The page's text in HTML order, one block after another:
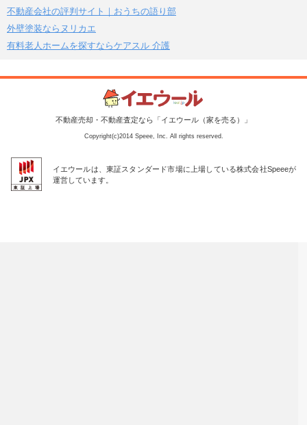
不動産会社の評判サイト｜おうちの語り部
外壁塗装ならヌリカエ
有料老人ホームを探すならケアスル 介護
不動産売却・不動産査定なら「イエウール（家を売る）」
Copyright(c)2014 Speee, Inc. All rights reserved.
イエウールは、東証スタンダード市場に上場している株式会社Speeeが
運営しています。